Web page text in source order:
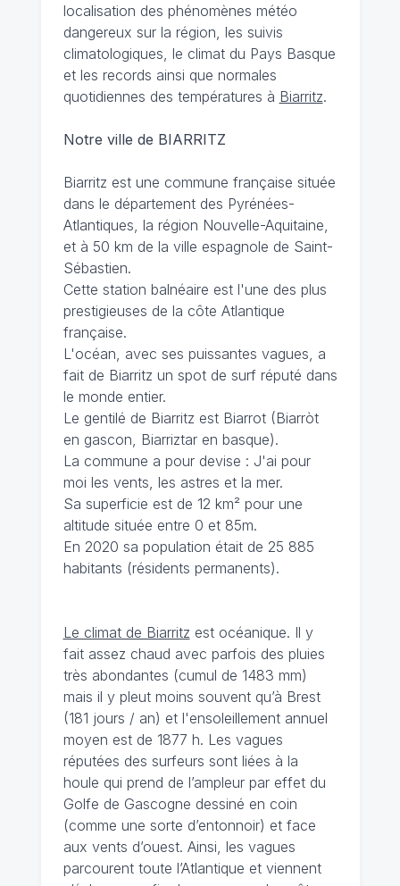
localisation des phénomènes météo
dangereux sur la région, les suivis
climatologiques, le climat du Pays Basque
et les records ainsi que normales
quotidiennes des températures à Biarritz.
Notre ville de BIARRITZ
Biarritz est une commune française située
dans le département des Pyrénées-
Atlantiques, la région Nouvelle-Aquitaine,
et à 50 km de la ville espagnole de Saint-
Sébastien.
Cette station balnéaire est l'une des plus
prestigieuses de la côte Atlantique
française.
L'océan, avec ses puissantes vagues, a
fait de Biarritz un spot de surf réputé dans
le monde entier.
Le gentilé de Biarritz est Biarrot (Biarròt
en gascon, Biarriztar en basque).
La commune a pour devise : J'ai pour
moi les vents, les astres et la mer.
Sa superficie est de 12 km² pour une
altitude située entre 0 et 85m.
En 2020 sa population était de 25 885
habitants (résidents permanents).
Le climat de Biarritz est océanique. Il y
fait assez chaud avec parfois des pluies
très abondantes (cumul de 1483 mm)
mais il y pleut moins souvent qu’à Brest
(181 jours / an) et l'ensoleillement annuel
moyen est de 1877 h. Les vagues
réputées des surfeurs sont liées à la
houle qui prend de l’ampleur par effet du
Golfe de Gascogne dessiné en coin
(comme une sorte d’entonnoir) et face
aux vents d’ouest. Ainsi, les vagues
parcourent toute l’Atlantique et viennent